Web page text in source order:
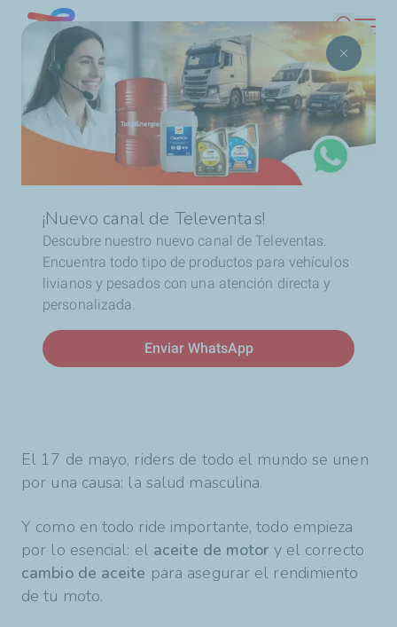
Pasar
al
contenido
principal
¡Nuevo canal de Televentas!
Descubre nuestro nuevo canal de Televentas.
Encuentra todo tipo de productos para vehículos
livianos y pesados con una atención directa y
personalizada.
Enviar WhatsApp
Chile
Buscar
Ruta
de
navegación
Inicio Sponsoring
ELF Lubricantes fue parte del DGR
2025 en Chile: estilo, motores y solidaridad
Aceite de motor para moto:
prepará tu ride para el DGR
2026 con ELF
El 17 de mayo, riders de todo el mundo se unen
por una causa: la salud masculina.
Y como en todo ride importante, todo empieza
por lo esencial: el aceite de motor y el correcto
cambio de aceite para asegurar el rendimiento
de tu moto.